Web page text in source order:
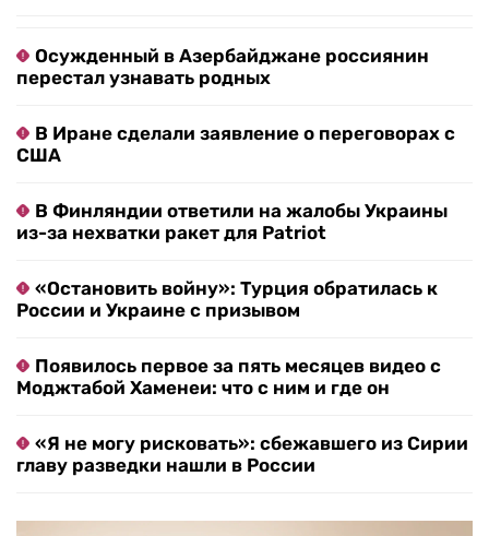
Осужденный в Азербайджане россиянин
перестал узнавать родных
В Иране сделали заявление о переговорах с
США
В Финляндии ответили на жалобы Украины
из-за нехватки ракет для Patriot
«Остановить войну»: Турция обратилась к
России и Украине с призывом
Появилось первое за пять месяцев видео с
Моджтабой Хаменеи: что с ним и где он
«Я не могу рисковать»: сбежавшего из Сирии
главу разведки нашли в России